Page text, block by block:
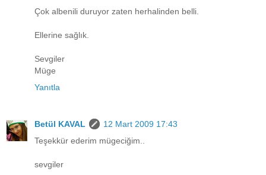
Çok albenili duruyor zaten herhalinden belli.
Ellerine sağlık.
Sevgiler
Müge
Yanıtla
Betül KAVAL
12 Mart 2009 17:43
Teşekkür ederim mügeciğim..
sevgiler